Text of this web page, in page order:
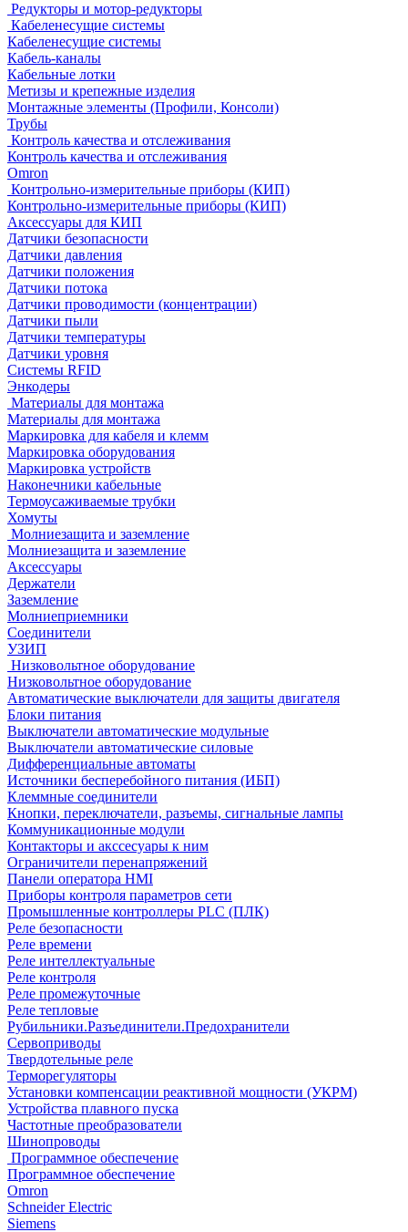
Редукторы и мотор-редукторы
Кабеленесущие системы
Кабеленесущие системы
Кабель-каналы
Кабельные лотки
Метизы и крепежные изделия
Монтажные элементы (Профили, Консоли)
Трубы
Контроль качества и отслеживания
Контроль качества и отслеживания
Omron
Контрольно-измерительные приборы (КИП)
Контрольно-измерительные приборы (КИП)
Аксессуары для КИП
Датчики безопасности
Датчики давления
Датчики положения
Датчики потока
Датчики проводимости (концентрации)
Датчики пыли
Датчики температуры
Датчики уровня
Системы RFID
Энкодеры
Материалы для монтажа
Материалы для монтажа
Маркировка для кабеля и клемм
Маркировка оборудования
Маркировка устройств
Наконечники кабельные
Термоусаживаемые трубки
Хомуты
Молниезащита и заземление
Молниезащита и заземление
Аксессуары
Держатели
Заземление
Молниеприемники
Соединители
УЗИП
Низковольтное оборудование
Низковольтное оборудование
Автоматические выключатели для защиты двигателя
Блоки питания
Выключатели автоматические модульные
Выключатели автоматические силовые
Дифференциальные автоматы
Источники бесперебойного питания (ИБП)
Клеммные соединители
Кнопки, переключатели, разъемы, сигнальные лампы
Коммуникационные модули
Контакторы и акссесуары к ним
Ограничители перенапряжений
Панели оператора HMI
Приборы контроля параметров сети
Промышленные контроллеры PLC (ПЛК)
Реле безопасности
Реле времени
Реле интеллектуальные
Реле контроля
Реле промежуточные
Реле тепловые
Рубильники.Разъединители.Предохранители
Сервоприводы
Твердотельные реле
Терморегуляторы
Установки компенсации реактивной мощности (УКРМ)
Устройства плавного пуска
Частотные преобразователи
Шинопроводы
Программное обеспечение
Программное обеспечение
Omron
Schneider Electric
Siemens